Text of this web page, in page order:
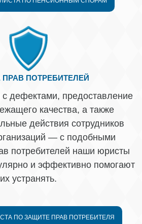
ПОТРЕБИТЕЛЕЙ
дефектами, предоставление
качества, а также
действия сотрудников
— с подобными
потребителей наши юристы
и эффективно помогают
их устранять.
ПО ЗАЩИТЕ ПРАВ ПОТРЕБИТЕЛЯ